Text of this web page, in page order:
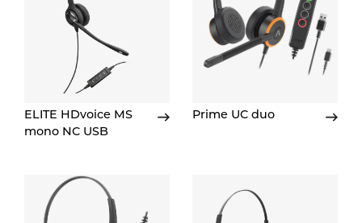
ELITE HDvoice MS
mono NC USB
Prime UC duo